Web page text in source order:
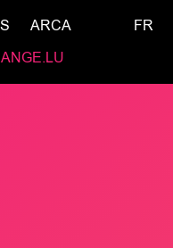
ARCA
FR